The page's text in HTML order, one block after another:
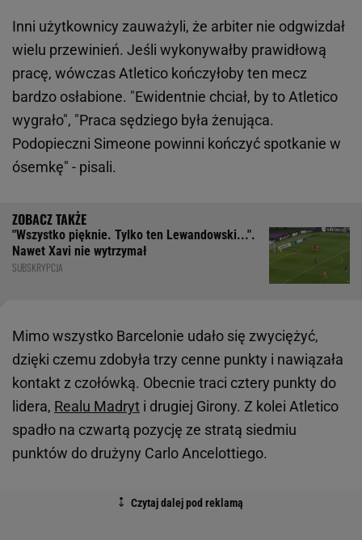
Inni użytkownicy zauważyli, że arbiter nie odgwizdał
wielu przewinień. Jeśli wykonywałby prawidłową
pracę, wówczas Atletico kończyłoby ten mecz
bardzo osłabione. "Ewidentnie chciał, by to Atletico
wygrało", "Praca sędziego była żenująca.
Podopieczni Simeone powinni kończyć spotkanie w
ósemkę" - pisali.
"Wszystko pięknie. Tylko ten Lewandowski...".
Nawet Xavi nie wytrzymał
SUBSKRYPCJA
Mimo wszystko Barcelonie udało się zwyciężyć,
dzięki czemu zdobyła trzy cenne punkty i nawiązała
kontakt z czołówką. Obecnie traci cztery punkty do
lidera, Realu Madryt i drugiej Girony. Z kolei Atletico
spadło na czwartą pozycję ze stratą siedmiu
punktów do drużyny Carlo Ancelottiego.